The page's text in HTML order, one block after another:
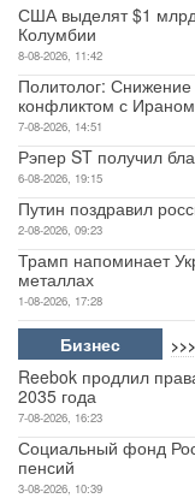
США выделят $1 млрд
Колумбии
8-08-2026, 11:42
Политолог:
конфликтом с Ираном
7-08-2026, 14:51
Рэпер ST получил
6-08-2026, 19:15
Путин поздравил
2-08-2026, 09:23
Трамп напоминает
металлах
1-08-2026, 17:28
Бизнес >>>
Reebok продлил
2035 года
7-08-2026, 16:23
Социальный фонд
пенсий
3-08-2026, 10:39